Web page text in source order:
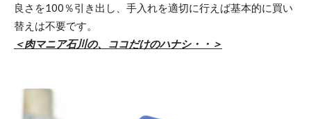
良さを100％引き出し、手入れを適切に行えば基本的に買い
替えは不要です。
＜肉マニア石川の、ココだけのハナシ・・＞